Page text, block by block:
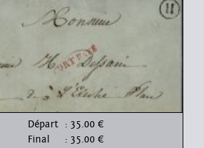
Départ : 35.00 €
Final
: 35.00 €